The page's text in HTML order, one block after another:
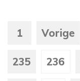
1 Vorige
235 236